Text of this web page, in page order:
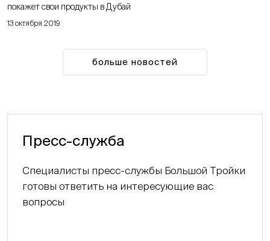
13 октября 2019
покажет свои продукты в Дубай
больше новостей
Пресс-служба
Специалисты пресс-службы Большой Тройки
готовы ответить на интересующие вас
вопросы